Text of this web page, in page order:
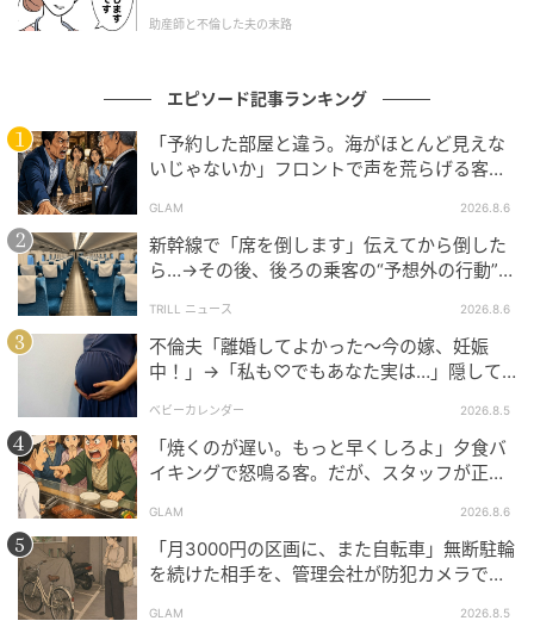
ています。
次の記事
「たまたま近くに来てた」と偶然を装って現
れる元彼→職場に届いた花束を見て絶句
の記事をもっとみる
助産師と不倫した夫の末路
エピソード記事ランキング
「予約した部屋と違う。海がほとんど見えな
いじゃないか」フロントで声を荒らげる客。
GLAM 2026.8.6
新幹線で「席を倒します」伝えてから倒した
ら…→その後、後ろの乗客の“予想外の行動”に
TRILL ニュース 2026.8.6
不倫夫「離婚してよかった〜今の嫁、妊娠
中！」→「私も♡でもあなた実は…」隠して
ベビーカレンダー 2026.8.5
「焼くのが遅い。もっと早くしろよ」夕食バ
イキングで怒鳴る客。だが、スタッフが正論
GLAM 2026.8.6
「月3000円の区画に、また自転車」無断駐輪
を続けた相手を、管理会社が防犯カメラで特
GLAM 2026.8.5